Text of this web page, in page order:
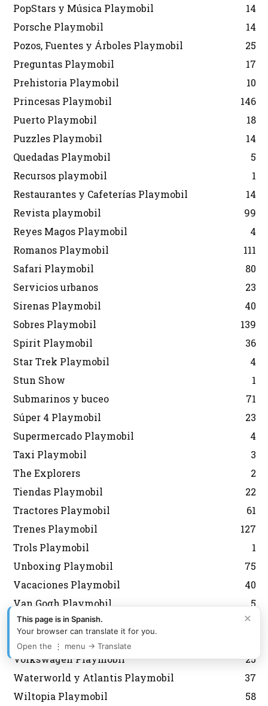
PopStars y Música Playmobil
14
Porsche Playmobil
14
Pozos, Fuentes y Árboles Playmobil
25
Preguntas Playmobil
17
Prehistoria Playmobil
10
Princesas Playmobil
146
Puerto Playmobil
18
Puzzles Playmobil
14
Quedadas Playmobil
5
Recursos playmobil
1
Restaurantes y Cafeterías Playmobil
14
Revista playmobil
99
Reyes Magos Playmobil
4
Romanos Playmobil
111
Safari Playmobil
80
Servicios urbanos
23
Sirenas Playmobil
40
Sobres Playmobil
139
Spirit Playmobil
36
Star Trek Playmobil
4
Stun Show
1
Submarinos y buceo
71
Súper 4 Playmobil
23
Supermercado Playmobil
4
Taxi Playmobil
3
The Explorers
2
Tiendas Playmobil
22
Tractores Playmobil
61
Trenes Playmobil
127
Trols Playmobil
1
Unboxing Playmobil
75
Vacaciones Playmobil
40
Van Gogh Playmobil
5
Verano y Playa Playmobil
210
Veterinario Playmobil
Volkswagen Playmobil
25
Waterworld y Atlantis Playmobil
37
Wiltopia Playmobil
58
×
This page is in Spanish.
Your browser can translate it for you.
Open the ⋮ menu → Translate